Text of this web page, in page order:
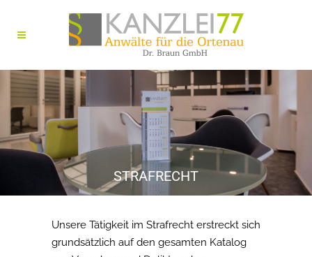
STRAFRECHT
Unsere Tätigkeit im Strafrecht erstreckt sich
grundsätzlich auf den gesamten Katalog